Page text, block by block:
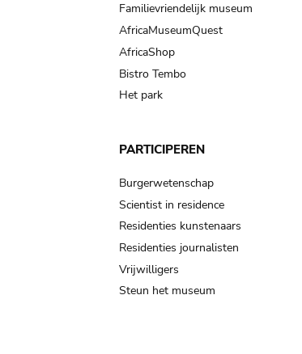
Familievriendelijk museum
AfricaMuseumQuest
AfricaShop
Bistro Tembo
Het park
PARTICIPEREN
Burgerwetenschap
Scientist in residence
Residenties kunstenaars
Residenties journalisten
Vrijwilligers
Steun het museum